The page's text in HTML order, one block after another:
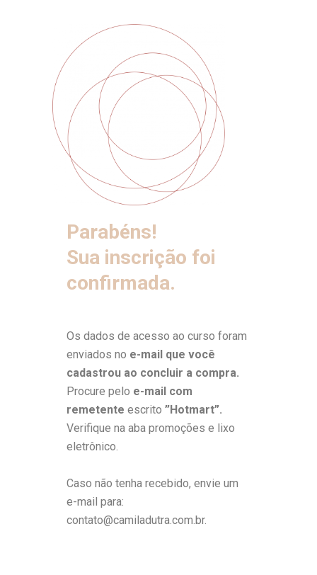
Parabéns!
Sua inscrição foi
confirmada.
Os dados de acesso ao curso foram
enviados no e-mail que você
cadastrou ao concluir a compra.
Procure pelo e-mail com
remetente escrito ”Hotmart”.
Verifique na aba promoções e lixo
eletrônico.
Caso não tenha recebido, envie um
e-mail para:
contato@camiladutra.com.br.